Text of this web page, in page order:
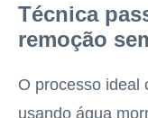
Técnica
remoção
O processo ideal
usando água